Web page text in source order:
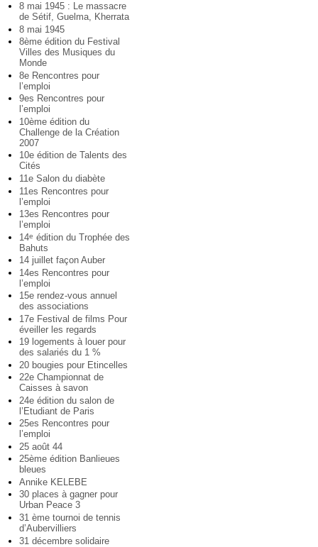
8 mai 1945 : Le massacre
de Sétif, Guelma, Kherrata
8 mai 1945
8ème édition du Festival
Villes des Musiques du
Monde
8e Rencontres pour
l’emploi
9es Rencontres pour
l’emploi
10ème édition du
Challenge de la Création
2007
10e édition de Talents des
Cités
11e Salon du diabète
11es Rencontres pour
l’emploi
13es Rencontres pour
l’emploi
14e édition du Trophée des
Bahuts
14 juillet façon Auber
14es Rencontres pour
l’emploi
15e rendez-vous annuel
des associations
17e Festival de films Pour
éveiller les regards
19 logements à louer pour
des salariés du 1 %
20 bougies pour Etincelles
22e Championnat de
Caisses à savon
24e édition du salon de
l’Etudiant de Paris
25es Rencontres pour
l’emploi
25 août 44
25ème édition Banlieues
bleues
Annike KELEBE
30 places à gagner pour
Urban Peace 3
31 ème tournoi de tennis
d’Aubervilliers
31 décembre solidaire